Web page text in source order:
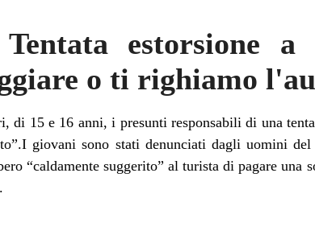
Tentata estorsione
o ti righiamo
di 15 e 16 anni, i presunti responsabili di una
giovani sono stati denunciati dagli uomini
“caldamente suggerito” al turista di pagare una